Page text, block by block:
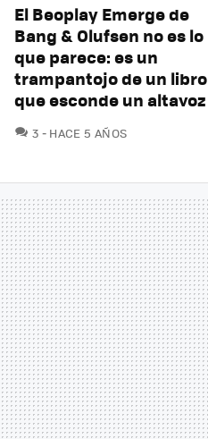
El Beoplay Emerge de
Bang & Olufsen no es lo
que parece: es un
trampantojo de un libro
que esconde un altavoz
3 COMENTARIOS
HACE 5 AÑOS